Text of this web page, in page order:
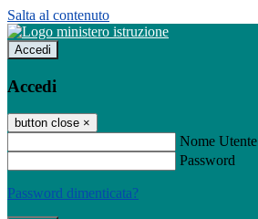
Salta al contenuto
Accedi
Accedi
button close ×
Nome Utente
Password
Password dimenticata?